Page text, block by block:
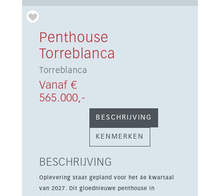
Penthouse
Torreblanca
Torreblanca
Vanaf €
565.000,-
BESCHRIJVING
KENMERKEN
BESCHRIJVING
Oplevering staat gepland voor het 4e kwartaal
van 2027. Dit gloednieuwe penthouse in